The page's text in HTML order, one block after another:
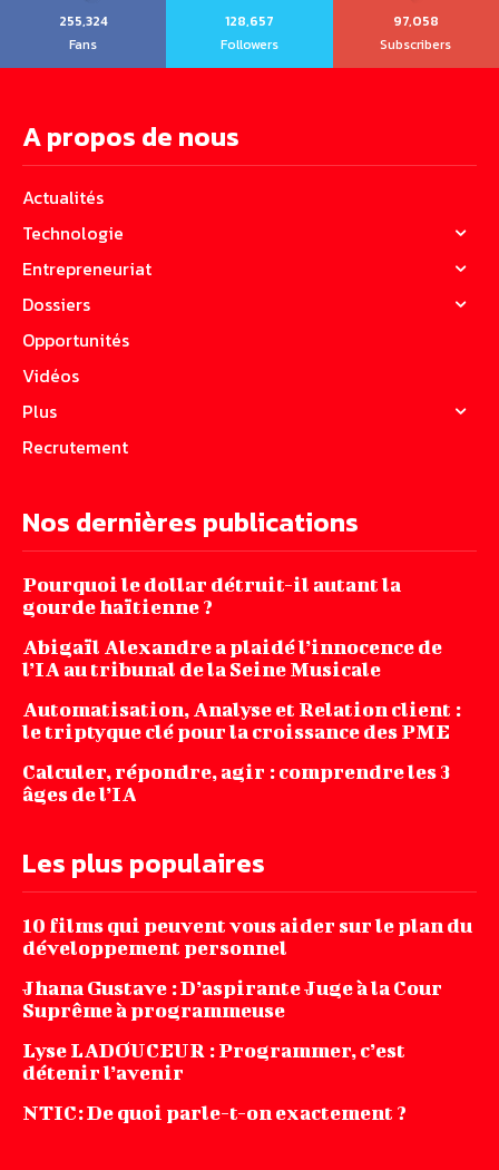
255,324
Fans
128,657
Followers
97,058
Subscribers
A propos de nous
Actualités
Technologie
Entrepreneuriat
Dossiers
Opportunités
Vidéos
Plus
Recrutement
Nos dernières publications
Pourquoi le dollar détruit-il autant la
gourde haïtienne ?
Abigaïl Alexandre a plaidé l’innocence de
l’IA au tribunal de la Seine Musicale
Automatisation, Analyse et Relation client :
le triptyque clé pour la croissance des PME
Calculer, répondre, agir : comprendre les 3
âges de l’IA
Les plus populaires
10 films qui peuvent vous aider sur le plan du
développement personnel
Jhana‌ ‌Gustave‌ ‌:‌ ‌D’aspirante‌ ‌Juge‌ ‌à‌ ‌la‌ ‌Cour‌
‌Suprême‌ ‌à ‌programmeuse ‌
Lyse LADOUCEUR : Programmer, c’est
détenir l’avenir
NTIC: De quoi parle-t-on exactement ?